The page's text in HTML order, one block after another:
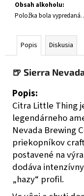
Obsah alkoholu:
Položka bola
Popis Diskusia
🍺 Sierra
Popis:
Citra Little Thing
legendárneho
Nevada Brewing
priekopníkov
postavené na
dodáva
„hazy“ profil.
ú
m
PIVOVAR
NAD
LIPOU
KAMENICKÁ
12
€2,49